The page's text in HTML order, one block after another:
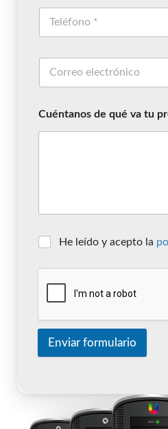
Cuéntanos de qué va tu
He leído y acepto la
Enviar formulario